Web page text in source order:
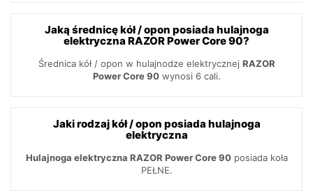
Jaką średnicę kół / opon posiada hulajnoga
elektryczna RAZOR Power Core 90?
Średnica kół / opon w hulajnodze elektrycznej RAZOR
Power Core 90wynosi 6 cali.
Jaki rodzaj kół / opon posiada hulajnoga
elektryczna
Hulajnoga elektryczna RAZOR Power Core 90posiada koła
PEŁNE.